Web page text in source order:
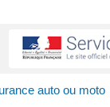
auto ou moto